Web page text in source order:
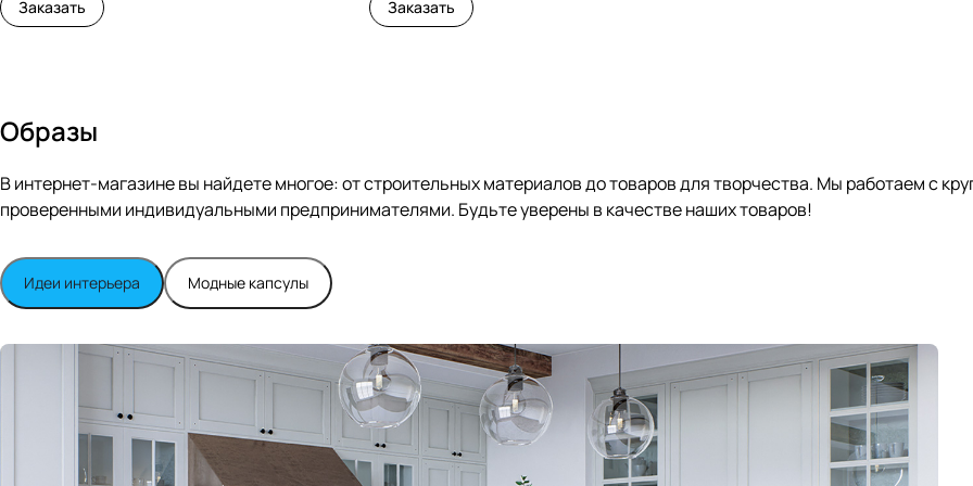
Заказать Заказать
Образы
В интернет-магазине вы найдете многое: от строительных материалов до товаров для творчества. Мы работаем с
проверенными индивидуальными предпринимателями. Будьте уверены в качестве наших товаров!
Идеи интерьера Модные капсулы